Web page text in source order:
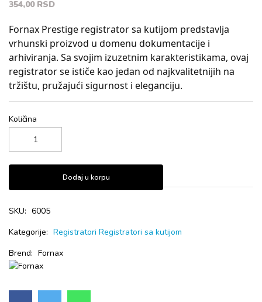
354,00 RSD
Fornax Prestige registrator sa kutijom predstavlja
vrhunski proizvod u domenu dokumentacije i
arhiviranja. Sa svojim izuzetnim karakteristikama, ovaj
registrator se ističe kao jedan od najkvalitetnijih na
tržištu, pružajući sigurnost i eleganciju.
Količina
Dodaj u korpu
SKU: 6005
Kategorije: Registratori Registratori sa kutijom
Brend: Fornax